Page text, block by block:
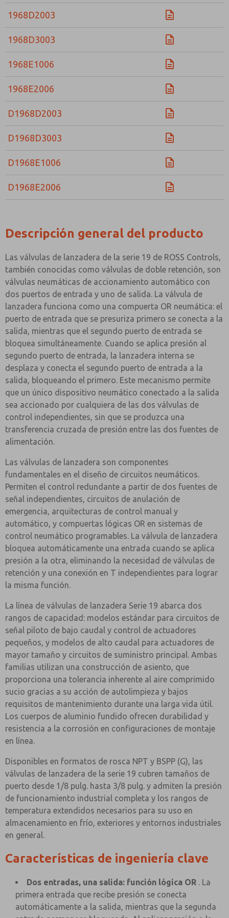
1968D2003
1968D3003
1968E1006
1968E2006
D1968D2003
D1968D3003
D1968E1006
D1968E2006
Descripción general del producto
Las válvulas de lanzadera de la serie 19 de ROSS Controls,
también conocidas como válvulas de doble retención, son
válvulas neumáticas de accionamiento automático con
dos puertos de entrada y uno de salida. La válvula de
lanzadera funciona como una compuerta OR neumática: el
puerto de entrada que se presuriza primero se conecta a la
salida, mientras que el segundo puerto de entrada se
bloquea simultáneamente. Cuando se aplica presión al
segundo puerto de entrada, la lanzadera interna se
desplaza y conecta el segundo puerto de entrada a la
salida, bloqueando el primero. Este mecanismo permite
que un único dispositivo neumático conectado a la salida
sea accionado por cualquiera de las dos válvulas de
control independientes, sin que se produzca una
transferencia cruzada de presión entre las dos fuentes de
alimentación.
Las válvulas de lanzadera son componentes
fundamentales en el diseño de circuitos neumáticos.
Permiten el control redundante a partir de dos fuentes de
señal independientes, circuitos de anulación de
emergencia, arquitecturas de control manual y
automático, y compuertas lógicas OR en sistemas de
control neumático programables. La válvula de lanzadera
bloquea automáticamente una entrada cuando se aplica
presión a la otra, eliminando la necesidad de válvulas de
retención y una conexión en T independientes para lograr
la misma función.
La línea de válvulas de lanzadera Serie 19 abarca dos
rangos de capacidad: modelos estándar para circuitos de
señal piloto de bajo caudal y control de actuadores
pequeños, y modelos de alto caudal para actuadores de
mayor tamaño y circuitos de suministro principal. Ambas
familias utilizan una construcción de asiento, que
proporciona una tolerancia inherente al aire comprimido
sucio gracias a su acción de autolimpieza y bajos
requisitos de mantenimiento durante una larga vida útil.
Los cuerpos de aluminio fundido ofrecen durabilidad y
resistencia a la corrosión en configuraciones de montaje
en línea.
Disponibles en formatos de rosca NPT y BSPP (G), las
válvulas de lanzadera de la serie 19 cubren tamaños de
puerto desde 1/8 pulg. hasta 3/8 pulg. y admiten la presión
de funcionamiento industrial completa y los rangos de
temperatura extendidos necesarios para su uso en
almacenamiento en frío, exteriores y entornos industriales
en general.
Características de ingeniería clave
Dos entradas, una salida: función lógica OR . La
primera entrada que recibe presión se conecta
automáticamente a la salida, mientras que la segunda